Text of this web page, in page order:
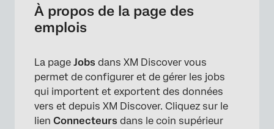
Trier et filtrer les offres d’emploi
Onglet Emplois
Onglet Corbeille
Création d’un emploi
Activation et désactivation d’emplois
À propos de la page des
emplois
La page Jobs dans XM Discover vous
permet de configurer et de gérer les jobs
qui importent et exportent des données
vers et depuis XM Discover. Cliquez sur le
lien Connecteurs dans le coin supérieur